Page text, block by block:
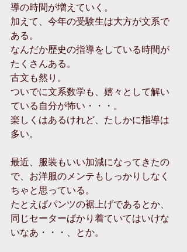
導の時間が増えていく。
加えて、今年の受験生は大方が文系で
ある。
なんだか歴史の指導をしている時間が
たくさんある。
古文も然り。
ついでに文系数学も、嬉々として解い
ている自分が怖い・・・。
楽しくはあるけれど、たしかに指導は
多い。
最近、服装もいい加減になってきたの
で、お洋服のメンテもしっかりしなく
ちゃと思っている。
たとえばパンツの裾上げであるとか、
同じセーターばかり着ていてはいけな
いなあ・・・、とか。